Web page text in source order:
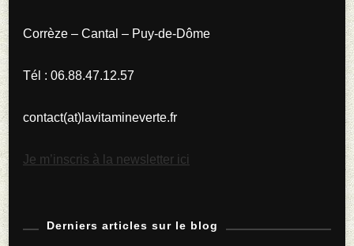
Corrèze – Cantal – Puy-de-Dôme
Tél : 06.88.47.12.57
contact(at)lavitamineverte.fr
Je m’inscris à la newsletter ici
Derniers articles sur le blog